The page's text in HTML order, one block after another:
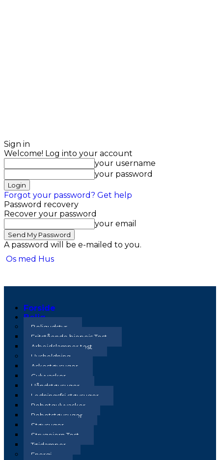
Sign in
Welcome! Log into your account
your username
your password
Forgot your password? Get help
Password recovery
Recover your password
your email
A password will be e-mailed to you.
Os med Hus
Forside
Bolig
Boligudstyr
Fritstående biopejs Test
Arbejdslamper test
Husholdning
Askestøvsuger
Gulvvasker
Håndstøvsuger
Ledningsfri støvsuger
Robotgulvvasker
Robotstøvsuger
Støvsuger
Strygejern Test
Tøjdamper
Energi